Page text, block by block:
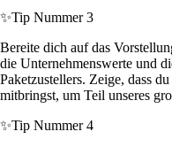
✨Tip Nummer 3
Bereite dich auf das
die Unternehmenswerte und
Paketzustellers. Zeige, dass
mitbringst, um Teil unseres
✨Tip Nummer 4